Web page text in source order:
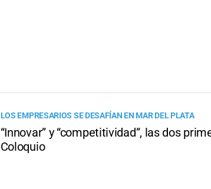
LOS EMPRESARIOS SE DESAFÍAN EN MAR DEL PLATA
“Innovar” y “competitividad”, las dos
Coloquio